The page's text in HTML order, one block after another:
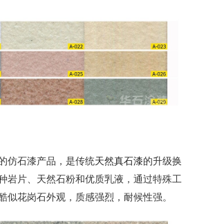
仿石漆产品，是传统天然真石漆的升级换
岩片、天然石粉和优质乳液，通过特殊工
似花岗石外观，质感强烈，耐候性强。